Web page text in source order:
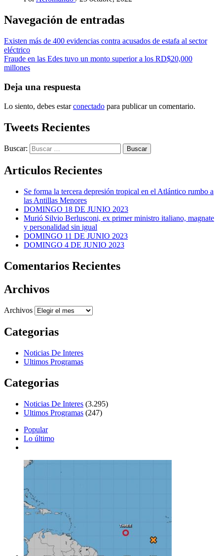
Navegación de entradas
Existen más de 400 evidencias contra acusados de estafa al sector
eléctrico
Fraude en las Edes tuvo un monto superior a los RD$20,000
millones
Deja una respuesta
Lo siento, debes estarconectado para publicar un comentario.
Tweets Recientes
Buscar:
Articulos Recientes
Se forma la tercera depresión tropical en el Atlántico rumbo a
las Antillas Menores
DOMINGO 18 DE JUNIO 2023
Murió Silvio Berlusconi, ex primer ministro italiano, magnate
y personalidad sin igual
DOMINGO 11 DE JUNIO 2023
DOMINGO 4 DE JUNIO 2023
Comentarios Recientes
Archivos
Archivos
Categorias
Noticias De Interes
Ultimos Programas
Categorias
Noticias De Interes (3.295)
Ultimos Programas (247)
Popular
Lo último